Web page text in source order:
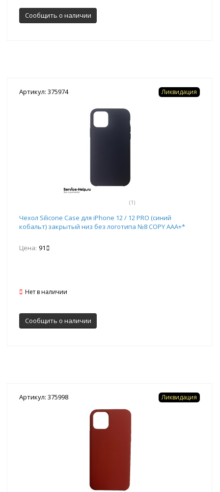
Сообщить о наличии
Артикул: 375974
(1)
Ликвидация
Чехол Silicone Case для iPhone 12 / 12 PRO (синий
кобальт) закрытый низ без логотипа №8 COPY AAA+*
Цена: 91
Нет в наличии
Сообщить о наличии
Артикул: 375998 Ликвидация